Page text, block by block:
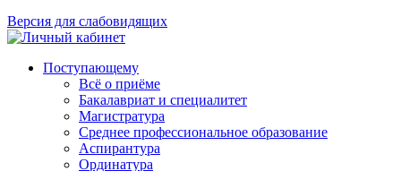
Версия для слабовидящих
Поступающему
Всё о приёме
Бакалавриат и специалитет
Магистратура
Среднее профессиональное образование
Аспирантура
Ординатура